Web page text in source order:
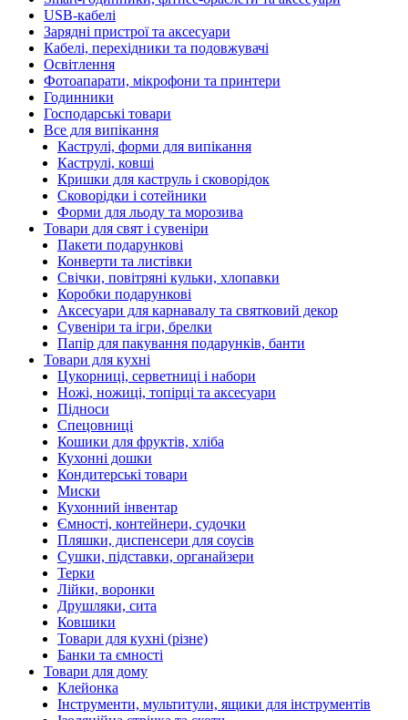
USB-кабелі
Зарядні пристрої та аксесуари
Кабелі, перехідники та подовжувачі
Освітлення
Фотоапарати, мікрофони та принтери
Годинники
Господарські товари
Все для випікання
Каструлі, форми для випікання
Каструлі, ковші
Кришки для каструль і сковорідок
Сковорідки і сотейники
Форми для льоду та морозива
Товари для свят і сувеніри
Пакети подарункові
Конверти та листівки
Свічки, повітряні кульки, хлопавки
Коробки подарункові
Аксесуари для карнавалу та святковий декор
Сувеніри та ігри, брелки
Папір для пакування подарунків, банти
Товари для кухні
Цукорниці, серветниці і набори
Ножі, ножиці, топірці та аксесуари
Підноси
Спецовниці
Кошики для фруктів, хліба
Кухонні дошки
Кондитерські товари
Миски
Кухонний інвентар
Ємності, контейнери, судочки
Пляшки, диспенсери для соусів
Сушки, підставки, органайзери
Терки
Лійки, воронки
Друшляки, сита
Ковшики
Товари для кухні (різне)
Банки та ємності
Товари для дому
Клейонка
Інструменти, мультитули, ящики для інструментів